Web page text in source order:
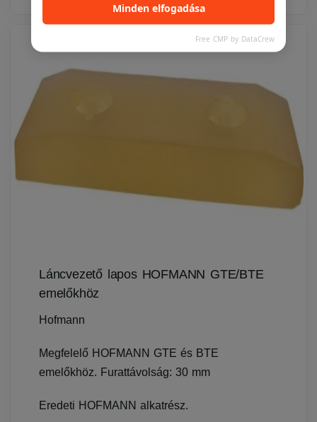
Láncvezető lapos HOFMANN GTE/BTE
emelőkhöz
Hofmann
Megfelelő HOFMANN GTE és BTE
emelőkhöz. Furattávolság: 30 mm
Eredeti HOFMANN alkatrész.
Minden elfogadása
Free CMP by DataCrew